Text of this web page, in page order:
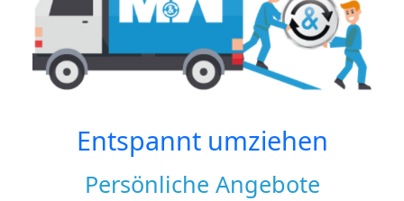
Entspannt umziehen
Persönliche Angebote